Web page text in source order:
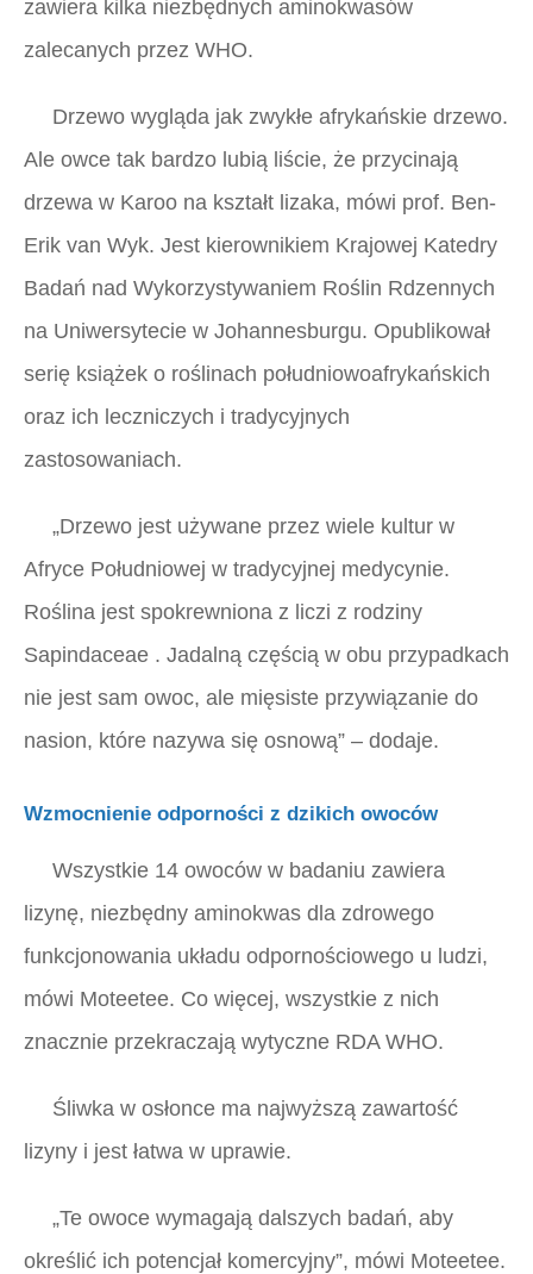
zawiera kilka niezbędnych aminokwasów
zalecanych przez WHO.
Drzewo wygląda jak zwykłe afrykańskie drzewo.
Ale owce tak bardzo lubią liście, że przycinają
drzewa w Karoo na kształt lizaka, mówi prof. Ben-
Erik van Wyk. Jest kierownikiem Krajowej Katedry
Badań nad Wykorzystywaniem Roślin Rdzennych
na Uniwersytecie w Johannesburgu. Opublikował
serię książek o roślinach południowoafrykańskich
oraz ich leczniczych i tradycyjnych
zastosowaniach.
„Drzewo jest używane przez wiele kultur w
Afryce Południowej w tradycyjnej medycynie.
Roślina jest spokrewniona z liczi z rodziny
Sapindaceae . Jadalną częścią w obu przypadkach
nie jest sam owoc, ale mięsiste przywiązanie do
nasion, które nazywa się osnową” – dodaje.
Wzmocnienie odporności z dzikich owoców
Wszystkie 14 owoców w badaniu zawiera
lizynę, niezbędny aminokwas dla zdrowego
funkcjonowania układu odpornościowego u ludzi,
mówi Moteetee. Co więcej, wszystkie z nich
znacznie przekraczają wytyczne RDA WHO.
Śliwka w osłonce ma najwyższą zawartość
lizyny i jest łatwa w uprawie.
„Te owoce wymagają dalszych badań, aby
określić ich potencjał komercyjny”, mówi Moteetee.